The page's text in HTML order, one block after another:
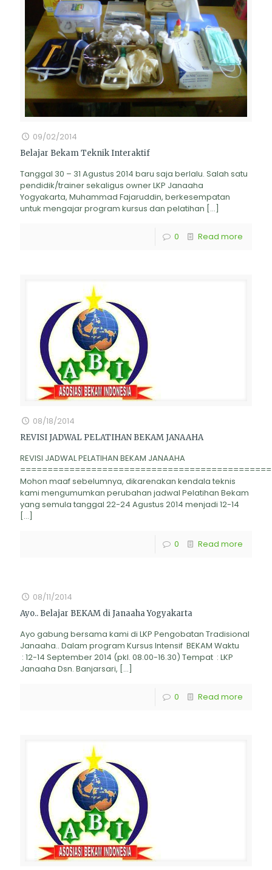
09/02/2014
Belajar Bekam Teknik Interaktif
Tanggal 30 – 31 Agustus 2014 baru saja berlalu. Salah satu
pendidik/trainer sekaligus owner LKP Janaaha
Yogyakarta, Muhammad Fajaruddin, berkesempatan
untuk mengajar program kursus dan pelatihan […]
0 Read more
08/18/2014
REVISI JADWAL PELATIHAN BEKAM JANAAHA
REVISI JADWAL PELATIHAN BEKAM JANAAHA
Mohon maaf sebelumnya, dikarenakan kendala teknis
kami mengumumkan perubahan jadwal Pelatihan Bekam
yang semula tanggal 22-24 Agustus 2014 menjadi 12-14
[…]
0 Read more
08/11/2014
Ayo.. Belajar BEKAM di Janaaha Yogyakarta
Ayo gabung bersama kami di LKP Pengobatan Tradisional
Janaaha.. Dalam program Kursus Intensif BEKAM Waktu
: 12-14 September 2014 (pkl. 08.00-16.30) Tempat : LKP
Janaaha Dsn. Banjarsari, […]
0 Read more